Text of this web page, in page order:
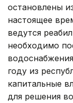
остановлены
настоящее
ведутся
необходимо
году из
капитальные
для решения